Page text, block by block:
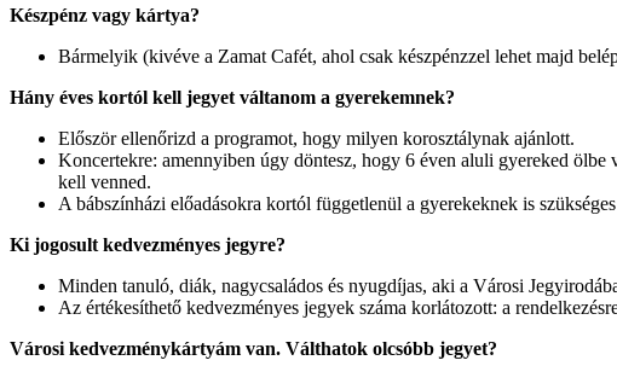
Készpénz vagy kártya?
Bármelyik (kivéve a Zamat Cafét, ahol csak készpénzzel lehet majd
Hány éves kortól kell jegyet váltanom a gyerekemnek?
Először ellenőrizd a programot, hogy milyen korosztálynak ajánlott.
Koncertekre: amennyiben úgy döntesz, hogy 6 éven aluli gyereked
kell venned.
A bábszínházi előadásokra kortól függetlenül a gyerekeknek is
Ki jogosult kedvezményes jegyre?
Minden tanuló, diák, nagycsaládos és nyugdíjas, aki a Városi
Az értékesíthető kedvezményes jegyek száma korlátozott: a
Városi kedvezménykártyám van. Válthatok olcsóbb jegyet?